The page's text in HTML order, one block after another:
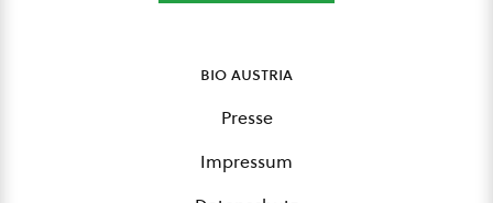
bio austria
Presse
Impressum